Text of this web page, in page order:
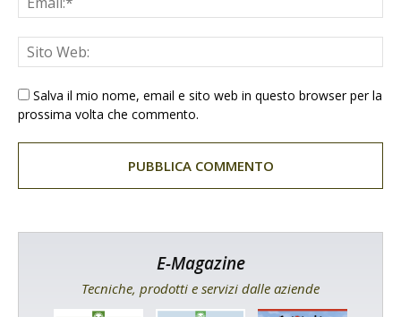
Salva il mio nome, email e sito web in questo browser per la
prossima volta che commento.
E-Magazine
Tecniche, prodotti e servizi dalle aziende